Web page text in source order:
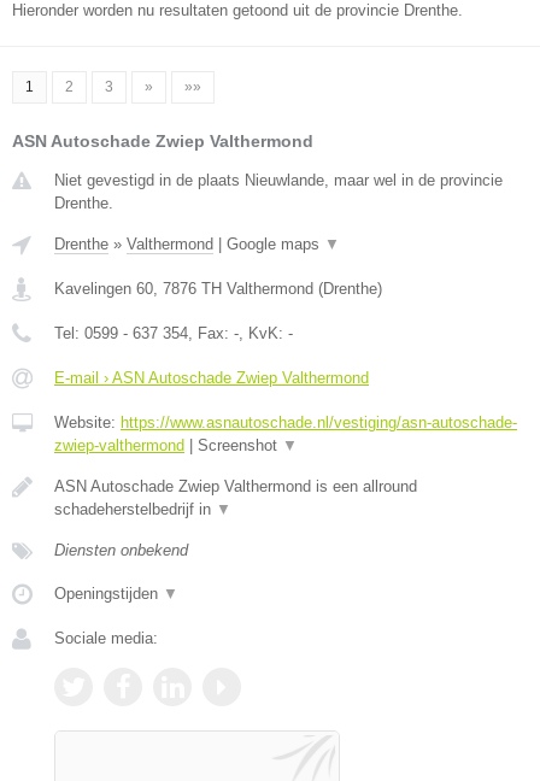
Hieronder worden nu resultaten getoond uit de provincie Drenthe.
1 2 3 » »»
ASN Autoschade Zwiep Valthermond
Niet gevestigd in de plaats Nieuwlande, maar wel in de provincie
Drenthe.
Drenthe » Valthermond Google maps ▼
Kavelingen 60, 7876 TH Valthermond (Drenthe)
Tel: 0599 - 637 354, Fax: -, KvK: -
E-mail › ASN Autoschade Zwiep Valthermond
Website: https://www.asnautoschade.nl/vestiging/asn-autoschade-
zwiep-valthermond
Screenshot ▼
ASN Autoschade Zwiep Valthermond is een allround
schadeherstelbedrijf in ▼
Diensten onbekend
Openingstijden ▼
Sociale media: